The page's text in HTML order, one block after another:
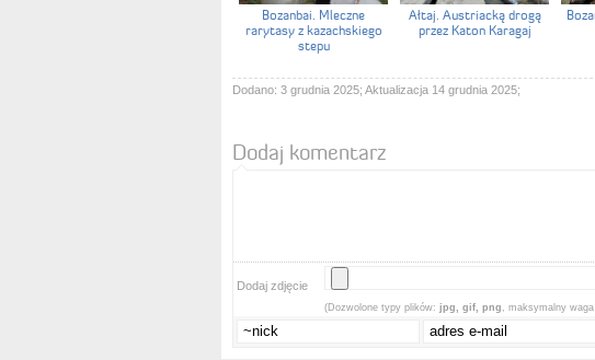
Bozanbai. Mleczne
rarytasy z kazachskiego
stepu
Ałtaj. Austriacką drogą
przez Katon Karagaj
Dodano: 3 grudnia 2025; Aktualizacja 14 grudnia 2025;
Dodaj komentarz
Dodaj zdjęcie
(Dozwolone typy plików: jpg, gif, png , maksymalny